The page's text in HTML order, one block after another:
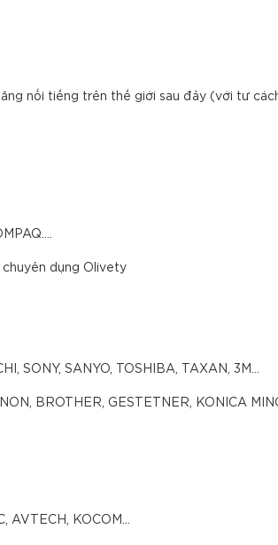
nổi tiếng trên thế giới sau đây (với tư
chuyên dụng Olivety
SONY, SANYO, TOSHIBA, TAXAN, 3M...
BROTHER, GESTETNER, KONICA
KOCOM...